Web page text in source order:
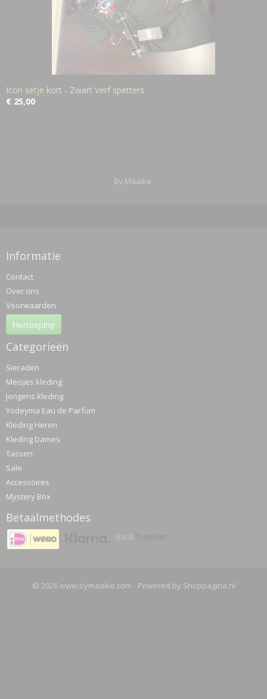
Icon setje kort - Zwart Verf spetters
€ 25,00
By Maaike
Informatie
Contact
Over ons
Voorwaarden
Herroeping
Categorieën
Sieraden
Meisjes kleding
Jongens kleding
Yodeyma Eau de Parfum
Kleding Heren
Kleding Dames
Tassen
Sale
Accessoires
Mystery Box
Betaalmethodes
© 2026 www.bymaaike.com - Powered by Shoppagina.nl